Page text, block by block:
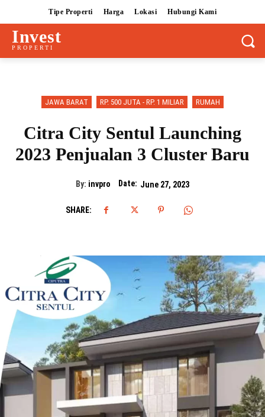
Tipe Properti Harga Lokasi Hubungi Kami
Invest
PROPERTI
JAWA BARAT RP. 500 JUTA - RP. 1 MILIAR RUMAH
Citra City Sentul Launching
2023 Penjualan 3 Cluster Baru
By: invpro Date: June 27, 2023
SHARE: